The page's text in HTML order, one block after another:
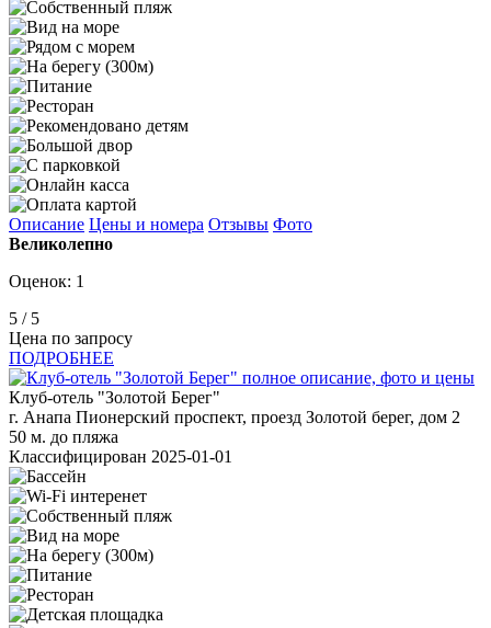
Описание Цены и номера Отзывы Фото
Великолепно
Оценок: 1
5 / 5
Цена по запросу
ПОДРОБНЕЕ
Клуб-отель "Золотой Берег"
г. Анапа Пионерский проспект, проезд Золотой берег, дом 2
50 м. до пляжа
Классифицирован 2025-01-01